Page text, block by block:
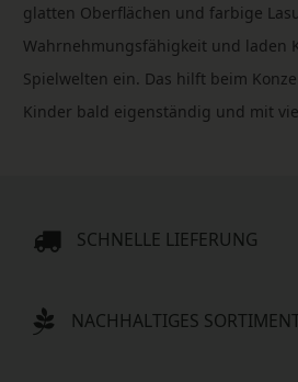
glatten Oberflächen und farbige
Wahrnehmungsfähigkeit und laden
Spielwelten ein. Das hilft beim
Kinder bald eigenständig und mit
SCHNELLE LIEFERUNG
NACHHALTIGES